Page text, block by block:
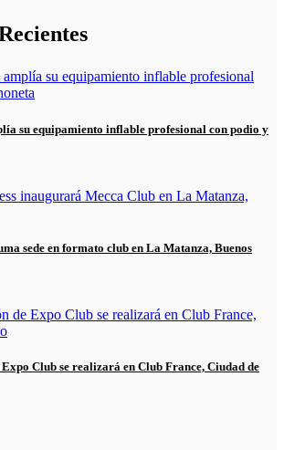
su equipamiento inflable profesional con podio y
sede en formato club en La Matanza, Buenos
Club se realizará en Club France, Ciudad de